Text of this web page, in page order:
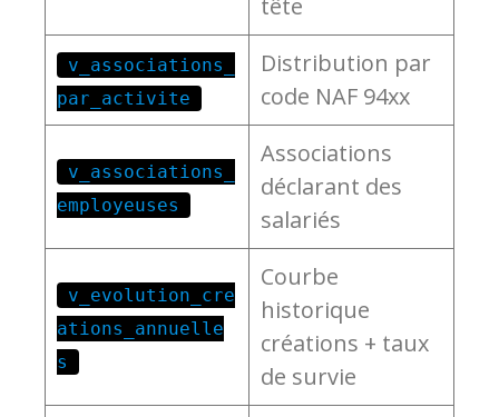
tête
v_associations_
par_activite
Distribution par
code NAF 94xx
v_associations_
employeuses
Associations
déclarant des
salariés
v_evolution_cre
ations_annuelle
s
Courbe
historique
créations + taux
de survie